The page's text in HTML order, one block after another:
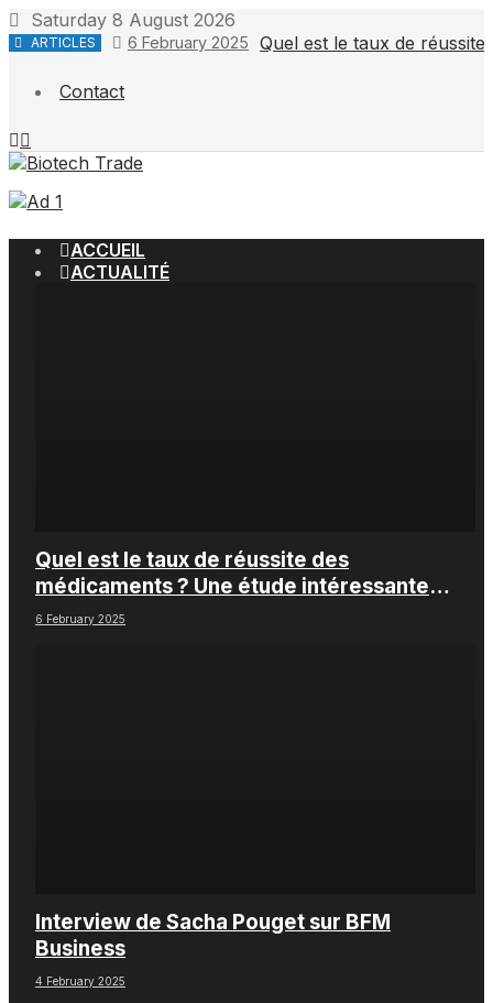
Saturday 8 August 2026
ARTICLES 6 February 2025 Quel est le taux de
Contact
ACCUEIL
ACTUALITÉ
Quel est le taux de réussite des
médicaments ? Une étude intéressante
chez les Big Pharmas
6 February 2025
Interview de Sacha Pouget sur BFM
Business
4 February 2025